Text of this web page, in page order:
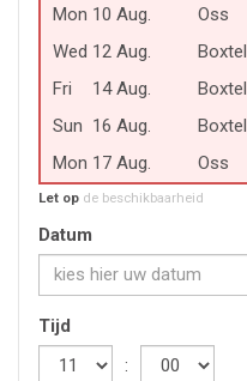
Mon 10 Aug. Oss
Wed 12 Aug. Boxtel
Fri
14Aug. Boxtel
Sun 16 Aug. Boxtel
Mon 17 Aug. Oss
Let op de beschikbaarheid
Datum
Tijd
Hour
: